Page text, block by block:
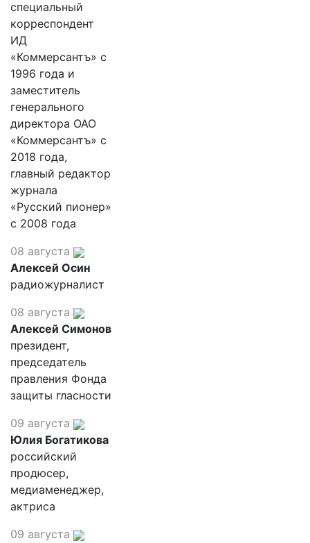
специальный
корреспондент
ИД
«Коммерсантъ» с
1996 года и
заместитель
генерального
директора ОАО
«Коммерсантъ» с
2018 года,
главный редактор
журнала
«Русский пионер»
с 2008 года
08 августа
Алексей Осин
радиожурналист
08 августа
Алексей Симонов
президент,
председатель
правления Фонда
защиты гласности
09 августа
Юлия Богатикова
российский
продюсер,
медиаменеджер,
актриса
09 августа